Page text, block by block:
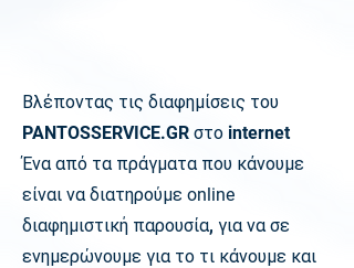
Βλέποντας τις διαφημίσεις του
PANTOSSERVICE.GR στο internet
Ένα από τα πράγματα που κάνουμε
είναι να διατηρούμε online
διαφημιστική παρουσία, για να σε
ενημερώνουμε για το τι κάνουμε και